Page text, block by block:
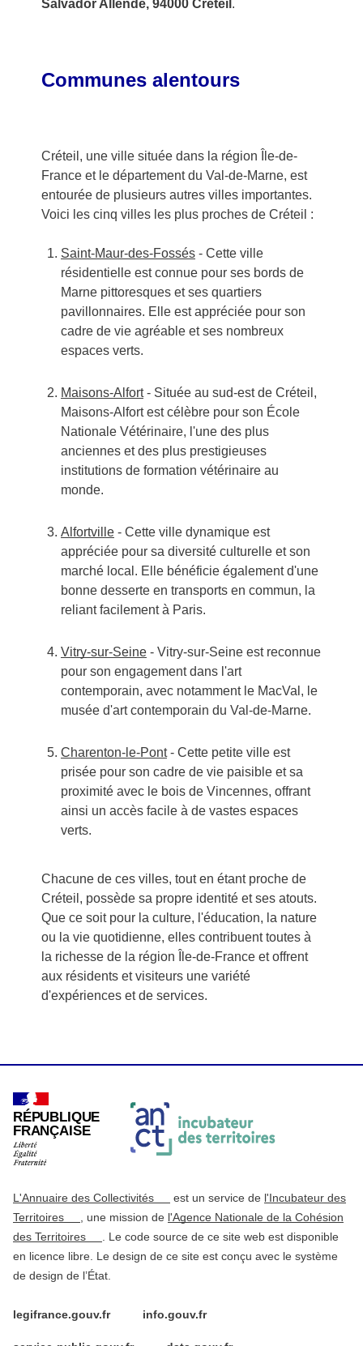
Salvador Allende, 94000 Créteil .
Communes alentours
Créteil, une ville située dans la région Île-de-
France et le département du Val-de-Marne, est
entourée de plusieurs autres villes importantes.
Voici les cinq villes les plus proches de Créteil :
Saint-Maur-des-Fossés- Cette ville
résidentielle est connue pour ses bords de
Marne pittoresques et ses quartiers
pavillonnaires. Elle est appréciée pour son
cadre de vie agréable et ses nombreux
espaces verts.
Maisons-Alfort- Située au sud-est de Créteil,
Maisons-Alfort est célèbre pour son École
Nationale Vétérinaire, l'une des plus
anciennes et des plus prestigieuses
institutions de formation vétérinaire au
monde.
Alfortville- Cette ville dynamique est
appréciée pour sa diversité culturelle et son
marché local. Elle bénéficie également d'une
bonne desserte en transports en commun, la
reliant facilement à Paris.
Vitry-sur-Seine- Vitry-sur-Seine est reconnue
pour son engagement dans l'art
contemporain, avec notamment le MacVal, le
musée d'art contemporain du Val-de-Marne.
Charenton-le-Pont- Cette petite ville est
prisée pour son cadre de vie paisible et sa
proximité avec le bois de Vincennes, offrant
ainsi un accès facile à de vastes espaces
verts.
Chacune de ces villes, tout en étant proche de
Créteil, possède sa propre identité et ses atouts.
Que ce soit pour la culture, l'éducation, la nature
ou la vie quotidienne, elles contribuent toutes à
la richesse de la région Île-de-France et offrent
aux résidents et visiteurs une variété
d'expériences et de services.
RÉPUBLIQUE
FRANÇAISE
L'Annuaire des Collectivités est un service de l'Incubateur des
Territoires
, une mission de l'Agence Nationale de la Cohésion
des Territoires
. Le code source de ce site web est disponible
en licence libre. Le design de ce site est conçu avec le système
de design de l’État.
legifrance.gouv.fr info.gouv.fr